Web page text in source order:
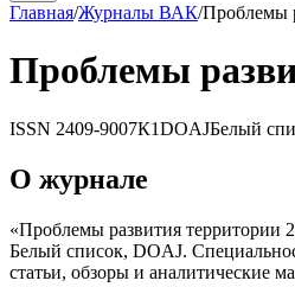
Главная/Журналы ВАК/Проблемы
Проблемы
ISSN 2409-9007К1DOAJБелый
О журнале
«Проблемы развития территории
Белый список, DOAJ.
статьи, обзоры и аналитические